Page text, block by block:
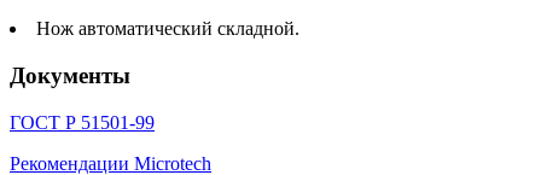
Нож автоматический складной.
Документы
ГОСТ Р 51501-99
Рекомендации Microtech